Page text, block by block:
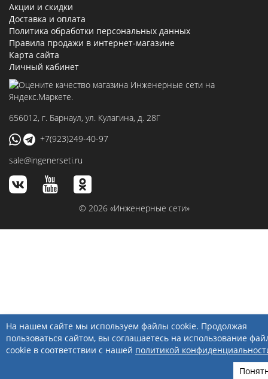
Акции и скидки
Доставка и оплата
Политика обработки персональных данных
Правила продажи в интернет-магазине
Карта сайта
Личный кабинет
656012, г. Барнаул, ул. Кулагина, д. 28Г
+7(923)249-40-97
sale@ingenerseti.ru
© 2026 «Инженерные сети»
На нашем сайте мы используем файлы cookie. Продолжая
пользоваться сайтом, вы соглашаетесь на использование
cookie в соответствии с нашей политикой